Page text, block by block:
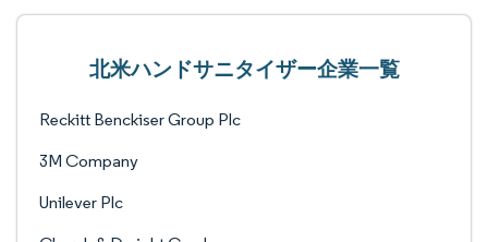
北米ハンドサニタイザー企業一覧
Reckitt Benckiser Group Plc
3M Company
Unilever Plc